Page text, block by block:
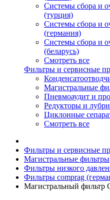
Системы сбора и
(турция)
Системы сбора и
(германия)
Системы сбора и
(беларусь)
Смотреть все
Фильтры и сервисные
Магистральные
Пневмоаудит и
Редукторы и
Циклонные
Смотреть все
Фильтры и сервисные
Магистральные фильтры
Фильтры низкого
Фильтры comprag
Магистральный фильтр